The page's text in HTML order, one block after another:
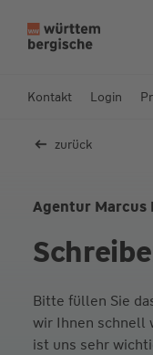
InKontakt Login
zurück
Agentur Marcus
Bitte füllen Sie
wir Ihnen schnell
ist uns sehr